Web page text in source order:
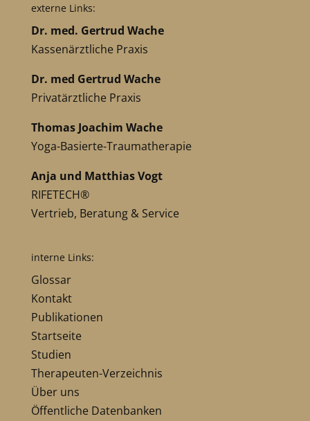
externe Links:
Dr. med. Gertrud Wache
Kassenärztliche Praxis
Dr. med Gertrud Wache
Privatärztliche Praxis
Thomas Joachim Wache
Yoga-Basierte-Traumatherapie
Anja und Matthias Vogt
RIFETECH®
Vertrieb, Beratung & Service
interne Links:
Glossar
Kontakt
Publikationen
Startseite
Studien
Therapeuten-Verzeichnis
Über uns
Öffentliche Datenbanken